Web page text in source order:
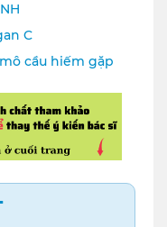
C
cầu hiếm gặp